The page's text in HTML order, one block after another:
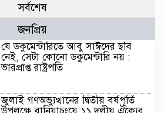
সর্বশেষ
জনপ্রিয়
যে ডকুমেন্টারিতে আবু সাঈদের ছবি
নেই, সেটা কোনো ডকুমেন্টারি নয় :
ভারপ্রাপ্ত রাষ্ট্রপতি
জুলাই গণঅভ্যুত্থানের দ্বিতীয় বর্ষপূর্তি